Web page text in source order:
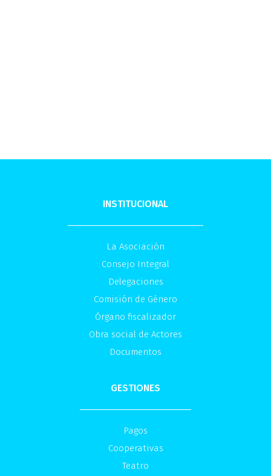
INSTITUCIONAL
La Asociación
Consejo Integral
Delegaciones
Comisión de Género
Órgano fiscalizador
Obra social de Actores
Documentos
GESTIONES
Pagos
Cooperativas
Teatro